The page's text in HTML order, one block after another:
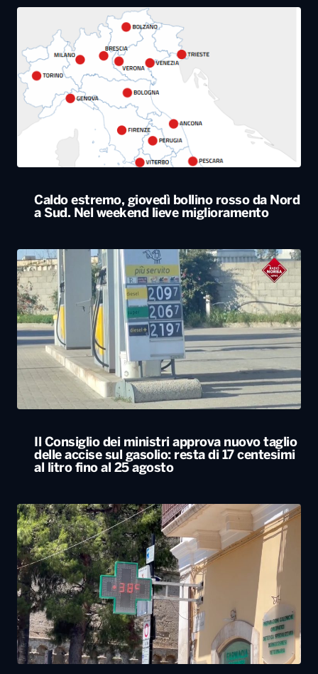
Caldo estremo, giovedì bollino rosso da Nord
a Sud. Nel weekend lieve miglioramento
Il Consiglio dei ministri approva nuovo taglio
delle accise sul gasolio: resta di 17 centesimi
al litro fino al 25 agosto
L’Italia resta nella morsa del caldo. Oggi e
domani bollino rosso in 25 città, tra cui Bari